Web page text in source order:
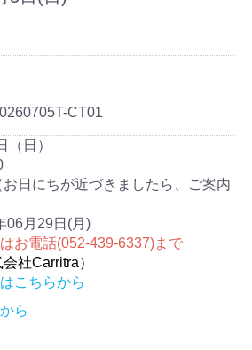
CT01
（日）
日にちが近づきましたら、ご案内
06月29日(月)
お電話(052-439-6337)まで
社Carritra）
こちらから
ら